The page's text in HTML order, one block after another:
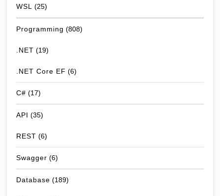
WSL (25)
Programming (808)
.NET (19)
.NET Core EF (6)
C# (17)
API (35)
REST (6)
Swagger (6)
Database (189)